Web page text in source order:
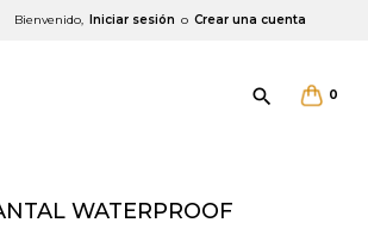
Bienvenido, Iniciar sesión o Crear una cuenta
0

WATERPROOF